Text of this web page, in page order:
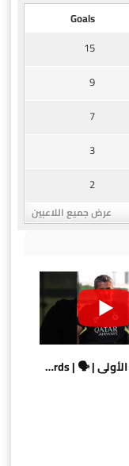
Goals
15
9
7
3
2
عرض جميع اللاعبين
الكلمات الأولى | 🗣 | First words